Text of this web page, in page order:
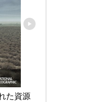
た資源